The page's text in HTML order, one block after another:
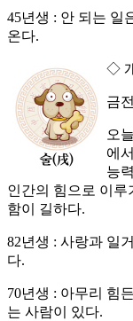
45년생 : 안 되는 일
온다.
◇
금
오
에
능
인간의 힘으로 이
함이 길하다.
82년생 : 사랑과 일
다.
70년생 : 아무리 힘
는 사람이 있다.